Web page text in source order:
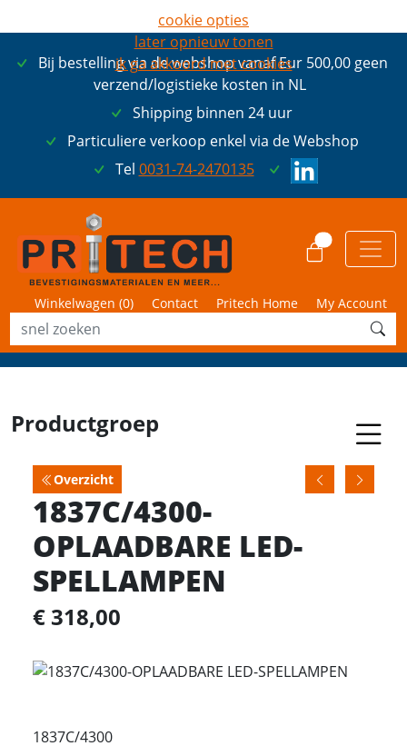
Bij bestelling via de webshop vanaf Eur 500,00 geen
verzend/logistieke kosten in NL
Shipping binnen 24 uur
Particuliere verkoop enkel via de Webshop
Tel 0031-74-2470135
Winkelwagen (0) Contact Pritech Home My Account
Productgroep
Overzicht
1837C/4300-
OPLAADBARE LED-
SPELLAMPEN
€ 318,00
1837C/4300
cookie opties
later opnieuw tonen
ik ga akkoord met cookies